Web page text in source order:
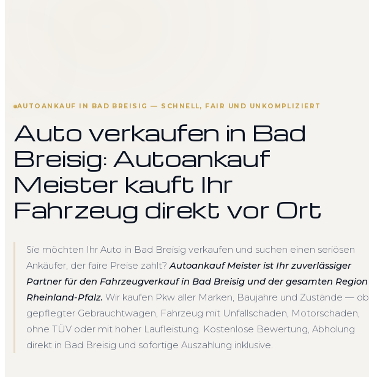
AUTOANKAUF IN BAD BREISIG — SCHNELL, FAIR UND UNKOMPLIZIERT
Auto verkaufen in Bad
Breisig: Autoankauf
Meister kauft Ihr
Fahrzeug direkt vor Ort
Sie möchten Ihr Auto in Bad Breisig verkaufen und suchen einen seriösen
Ankäufer, der faire Preise zahlt?Autoankauf Meister ist Ihr zuverlässiger
Partner für den Fahrzeugverkauf in Bad Breisig und der gesamten Region
Rheinland-Pfalz. Wir kaufen Pkw aller Marken, Baujahre und Zustände — ob
gepflegter Gebrauchtwagen, Fahrzeug mit Unfallschaden, Motorschaden,
ohne TÜV oder mit hoher Laufleistung. Kostenlose Bewertung, Abholung
direkt in Bad Breisig und sofortige Auszahlung inklusive.